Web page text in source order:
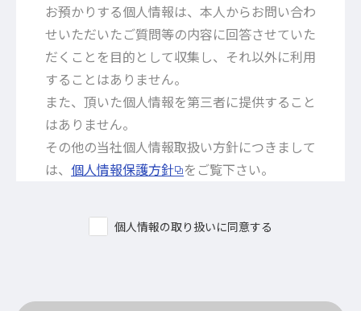
お預かりする個人情報は、本人からお問い合わ
せいただいたご質問等の内容に回答させていた
だくことを目的として収集し、それ以外に利用
することはありません。
また、頂いた個人情報を第三者に提供すること
はありません。
その他の当社個人情報取扱い方針につきまして
は、 個人情報保護方針 をご覧下さい。
個人情報の取り扱いに同意する